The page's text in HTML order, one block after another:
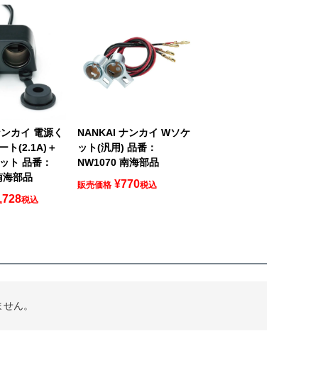
カイ 電源く
ト(2.1A)＋
ト 品番：
海部品
税込
NANKAI ナンカイ Wソケ
ット(汎用) 品番：
NW1070 南海部品
販売価格 ¥770税込
ん。